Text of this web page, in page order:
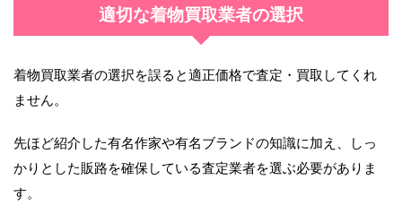
適切な着物買取業者の選択
着物買取業者の選択を誤ると適正価格で査定・買取してくれ
ません。
先ほど紹介した有名作家や有名ブランドの知識に加え、しっ
かりとした販路を確保している査定業者を選ぶ必要がありま
す。